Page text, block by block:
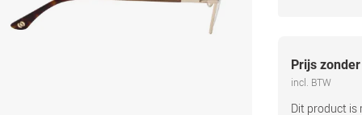
Prijs
incl. BTW
Dit product is